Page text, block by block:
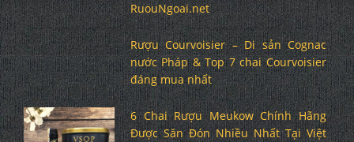
RuouNgoai.net
Rượu Courvoisier – Di sản Cognac
nước Pháp & Top 7 chai Courvoisier
đáng mua nhất
6 Chai Rượu Meukow Chính Hãng
Được Săn Đón Nhiều Nhất Tại Việt